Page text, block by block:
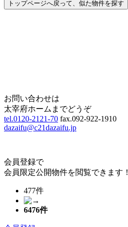
お問い合わせは
太宰府ホームまでどうぞ
tel.0120-2121-70 fax.092-922-1910
dazaifu@c21dazaifu.jp
会員登録で
会員限定公開物件を閲覧できます！
477件
6476件